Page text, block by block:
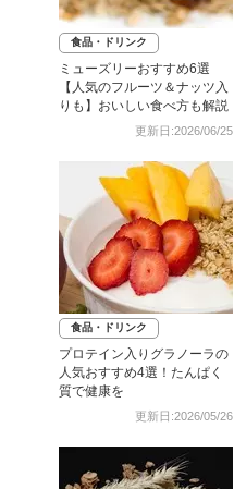
食品・ドリンク
ミューズリーおすすめ6選
【人気のフルーツ＆ナッツ入
りも】おいしい食べ方も解説
更新日:2026/06/25
食品・ドリンク
プロテイン入りグラノーラの
人気おすすめ4選！たんぱく
質で健康を
更新日:2026/05/26